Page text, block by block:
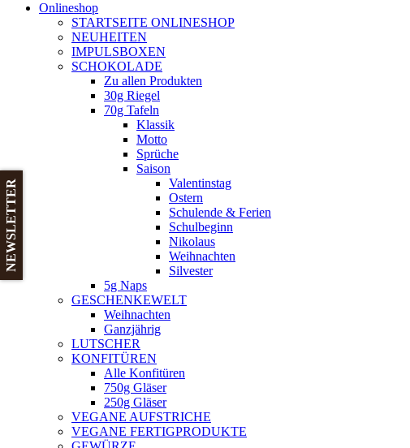
Onlineshop
STARTSEITE ONLINESHOP
NEUHEITEN
IMPULSBOXEN
SCHOKOLADE
Zu allen Produkten
30g Riegel
70g Tafeln
Klassik
Motto
Sprüche
Saison
Valentinstag
Ostern
Schulende & Ferien
Schulbeginn
Nikolaus
Weihnachten
Silvester
5g Naps
GESCHENKEWELT
Weihnachten
Ganzjährig
LUTSCHER
KONFITÜREN
Alle Konfitüren
750g Gläser
250g Gläser
VEGANE AUFSTRICHE
VEGANE FERTIGPRODUKTE
NEWSLETTER